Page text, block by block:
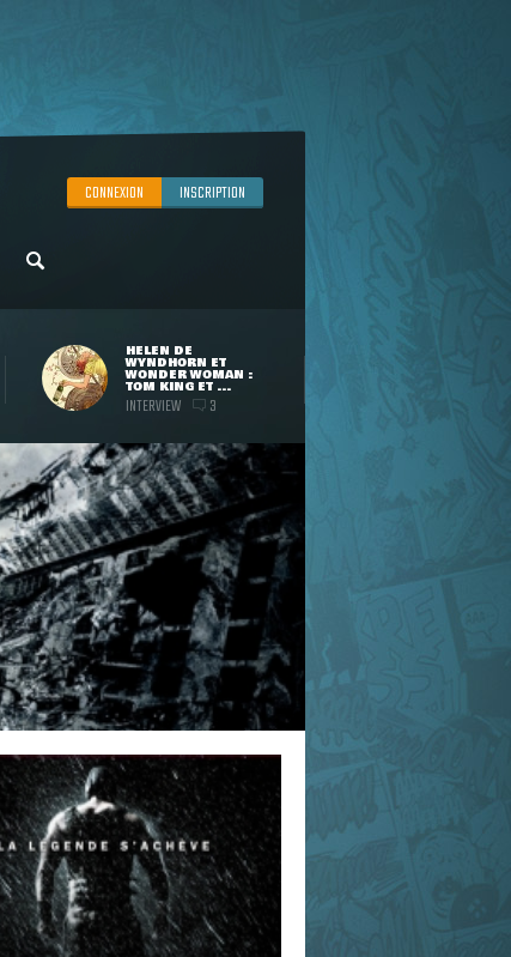
CONNEXION INSCRIPTION
HELEN DE
WYNDHORN ET
WONDER WOMAN :
TOM KING ET ...
INTERVIEW 3